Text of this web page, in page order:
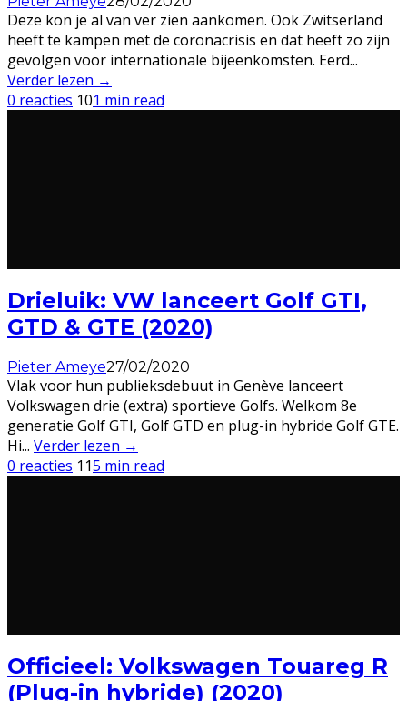
Deze kon je al van ver zien aankomen. Ook Zwitserland
heeft te kampen met de coronacrisis en dat heeft zo zijn
gevolgen voor internationale bijeenkomsten. Eerd...
Verder lezen →
0 reacties 101 min read
Drieluik: VW lanceert Golf GTI,
GTD & GTE (2020)
Pieter Ameye27/02/2020
Vlak voor hun publieksdebuut in Genève lanceert
Volkswagen drie (extra) sportieve Golfs. Welkom 8e
generatie Golf GTI, Golf GTD en plug-in hybride Golf GTE.
Hi... Verder lezen →
0 reacties 115 min read
Officieel: Volkswagen Touareg R
(Plug-in hybride) (2020)